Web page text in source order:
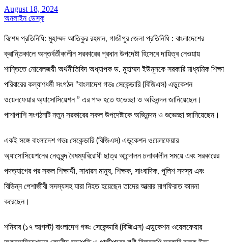
August 18, 2024
অনলাইন ডেস্ক
বিশেষ প্রতিনিধি: মুহাম্মদ আতিকুর রহমান, গাজীপুর জেলা প্রতিনিধি : বাংলাদেশের
ক্রান্তিকালে অন্তর্বর্তীকালীন সরকারের প্রধান উপদেষ্টা হিসেবে দায়িত্ব নেওয়ায়
শান্তিতে নোবেলজয়ী অর্থনীতিবিদ অধ্যাপক ড. মুহাম্মদ ইউনূসকে সরকারি মাধ্যমিক শিক্ষা
পরিবারের কল্যাণধর্মী সংগঠন “বাংলাদেশ গভঃ সেকেন্ডারি (বিজিএস) এডুকেশন
ওয়েলফেয়ার অ্যাসোসিয়েশন ” এর পক্ষ হতে শুভেচ্ছা ও অভিনন্দন জানিয়েছেন।
পাশাপাশি সংগঠনটি নতুন সরকারের সকল উপদেষ্টাকে অভিনন্দন ও শুভেচ্ছা জানিয়েছেন।
একই সঙ্গে বাংলাদেশ গভঃ সেকেন্ডারি (বিজিএস) এডুকেশন ওয়েলফেয়ার
অ্যাসোসিয়েশনের নেতৃবৃন্দ বৈষম্যবিরোধী ছাত্র আন্দোলন চলাকালীন সময়ে এবং সরকারের
পদত্যাগের পর সকল শিক্ষার্থী, সাধারন মানুষ, শিক্ষক, সাংবাদিক, পুলিশ সদস্য এবং
বিভিন্ন পেশাজীবী সদস্যসহ যারা নিহত হয়েছেন তাদের আত্মার মাগফিরাত কামনা
করেছেন।
শনিবার (১৭ আগস্ট) বাংলাদেশ গভঃ সেকেন্ডারি (বিজিএস) এডুকেশন ওয়েলফেয়ার